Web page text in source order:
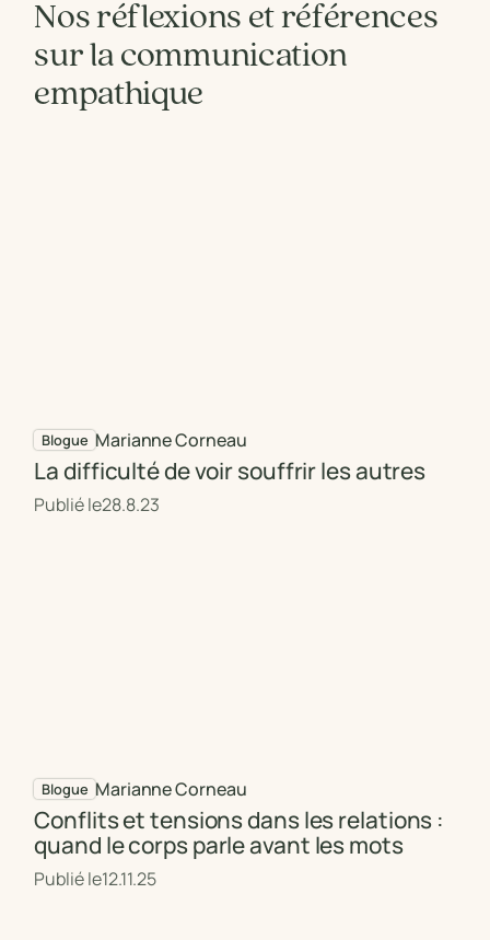
Nos réflexions et références
sur la communication
empathique
Blogue Marianne Corneau
La difficulté de voir souffrir les autres
Publié le28.8.23
Blogue Marianne Corneau
Conflits et tensions dans les relations :
quand le corps parle avant les mots
Publié le12.11.25